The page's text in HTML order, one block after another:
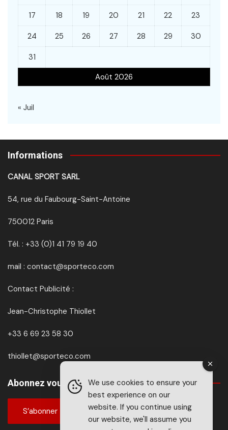
Août 2026
17 18 19 20 21 22 23
24 25 26 27 28 29 30
31
« Juil
Informations
CANAL SPORT SARL
54, rue du Faubourg-Saint-Antoine
750012 Paris
Tél. : +33 (0)1 41 79 19 40
mail : contact@sporteco.com
Contact Publicité :
Jean-Christophe Thiollet
+33 6 69 23 58 30
thiollet@sporteco.com
Abonnez vous à SPORTéco & BIKEéco
S’abonner
We use cookies to ensure your
best experience on our
website. If you continue using
our website, we'll assume you